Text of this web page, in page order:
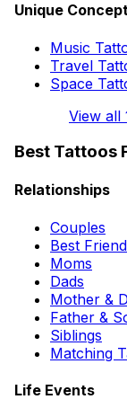
Unique
Music
Travel
Space
View all
Best Tattoos
Relationships
Couples
Best
Moms
Dads
Mother &
Father &
Siblings
Matching
Life Events